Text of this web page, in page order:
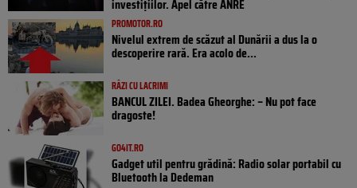
investițiilor. Apel către ANRE
PROMOTOR.RO
Nivelul extrem de scăzut al Dunării a dus la o
descoperire rară. Era acolo de...
RÂZI CU LACRIMI
BANCUL ZILEI. Badea Gheorghe: – Nu pot face
dragoste!
GO4IT.RO
Gadget util pentru grădină: Radio solar portabil cu
Bluetooth la Dedeman